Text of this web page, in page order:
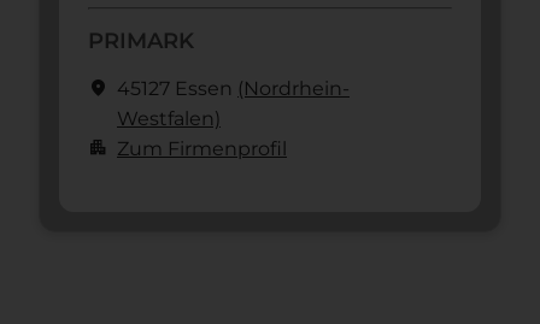
PRIMARK
location_on 45127 Essen (Nordrhein-
Westfalen)
apartment Zum Firmenprofil